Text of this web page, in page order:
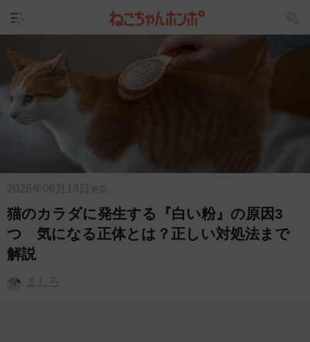
2026年06月18日 更新
猫のカラダに発生する『白い粉』の原因3
つ 気になる正体とは？正しい対処法まで
解説
ましろ